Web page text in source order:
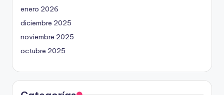
enero 2026
diciembre 2025
noviembre 2025
octubre 2025